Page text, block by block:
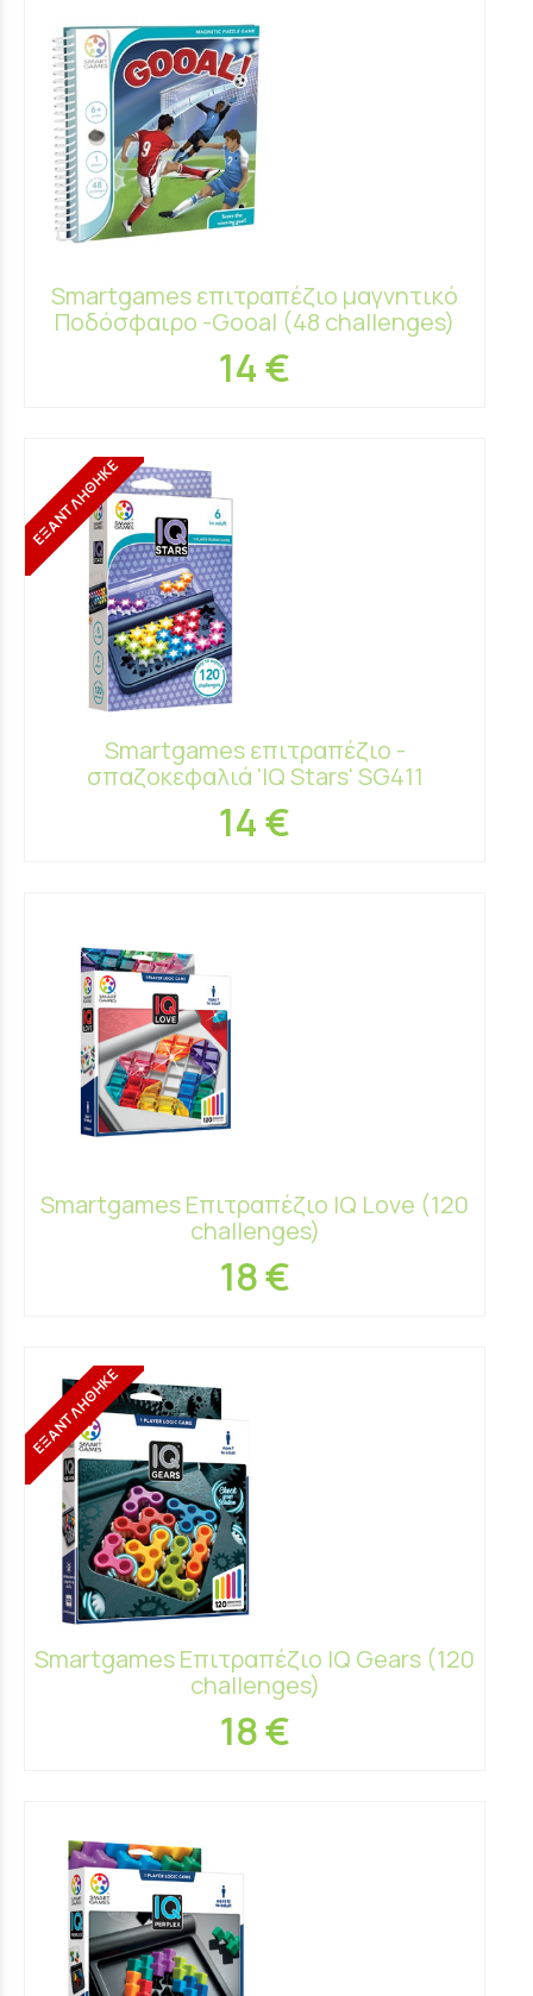
Smartgames επιτραπέζιο μαγνητικό
Ποδόσφαιρο -Gooal (48 challenges)
14 €
ΕΞΑΝΤΛΗΘΗΚΕ
Smartgames επιτραπέζιο -
σπαζοκεφαλιά 'IQ Stars' SG411
14 €
Smartgames Επιτραπέζιο IQ Love (120
challenges)
18 €
ΕΞΑΝΤΛΗΘΗΚΕ
Smartgames Επιτραπέζιο IQ Gears (120
challenges)
18 €